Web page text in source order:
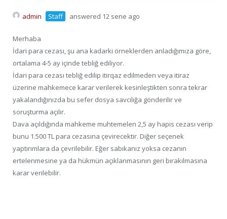
admin Staff answered 12 sene ago
Merhaba
İdari para cezası, şu ana kadarki örneklerden anladığımıza göre,
ortalama 4-5 ay içinde tebliğ ediliyor.
İdari para cezası tebliğ edilip itirqaz edilmeden veya itiraz
üzerine mahkemece karar verilerek kesinleştikten sonra tekrar
yakalandığınızda bu sefer dosya savcılığa gönderilir ve
soruşturma açılır.
Dava açıldığında mahkeme muhtemelen 2,5 ay hapis cezası verip
bunu 1.500 TL para cezasına çevirecektir. Diğer seçenek
yaptırımlara da çevrilebilir. Eğer sabıkanız yoksa cezanın
ertelenmesine ya da hükmün açıklanmasının geri bırakılmasına
karar verilebilir.